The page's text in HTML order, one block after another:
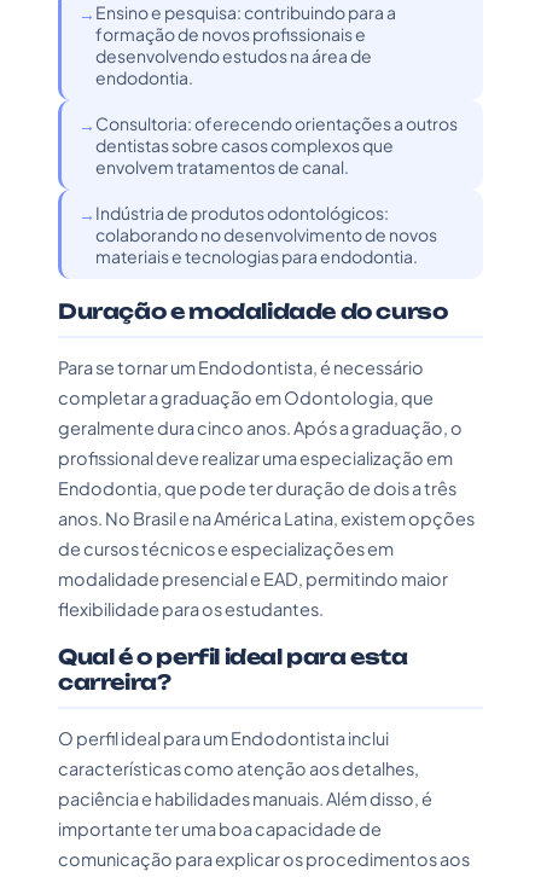
Ensino e pesquisa: contribuindo para a
formação de novos profissionais e
desenvolvendo estudos na área de
endodontia.
Consultoria: oferecendo orientações a outros
dentistas sobre casos complexos que
envolvem tratamentos de canal.
Indústria de produtos odontológicos:
colaborando no desenvolvimento de novos
materiais e tecnologias para endodontia.
Duração e modalidade do curso
Para se tornar um Endodontista, é necessário
completar a graduação em Odontologia, que
geralmente dura cinco anos. Após a graduação, o
profissional deve realizar uma especialização em
Endodontia, que pode ter duração de dois a três
anos. No Brasil e na América Latina, existem opções
de cursos técnicos e especializações em
modalidade presencial e EAD, permitindo maior
flexibilidade para os estudantes.
Qual é o perfil ideal para esta
carreira?
O perfil ideal para um Endodontista inclui
características como atenção aos detalhes,
paciência e habilidades manuais. Além disso, é
importante ter uma boa capacidade de
comunicação para explicar os procedimentos aos